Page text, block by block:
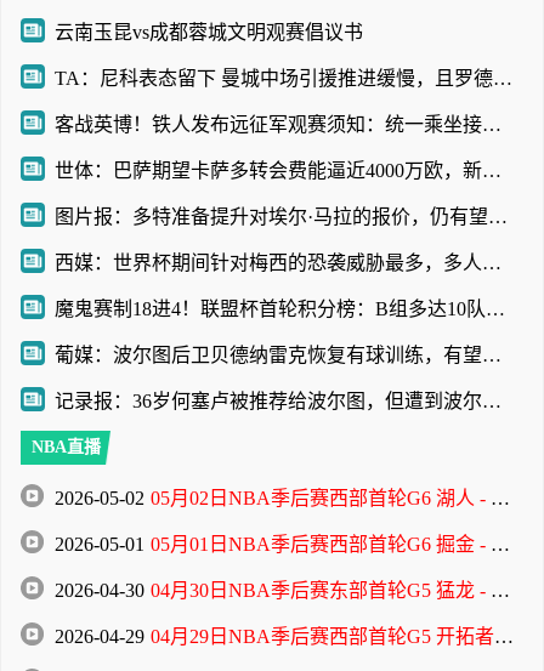
云南玉昆vs成都蓉城文明观赛倡议书
TA：尼科表态留下 曼城中场引援推进缓慢，且罗德里等多人或离队
客战英博！铁人发布远征军观赛须知：统一乘坐接驳车前往体育场
世体：巴萨期望卡萨多转会费能逼近4000万欧，新月不愿满足
图片报：多特准备提升对埃尔·马拉的报价，仍有望和科隆达成协议
西媒：世界杯期间针对梅西的恐袭威胁最多，多人扬言要炸弹袭击
魔鬼赛制18进4！联盟杯首轮积分榜：B组多达10队3分！迈阿密第三
葡媒：波尔图后卫贝德纳雷克恢复有球训练，有望赶上葡超赛季首战
记录报：36岁何塞卢被推荐给波尔图，但遭到波尔图管理层拒绝
NBA直播
2026-05-02 05月02日NBA季后赛西部首轮G6 湖人 - 火箭 全场录像
2026-05-01 05月01日NBA季后赛西部首轮G6 掘金 - 森林狼 全场录像
2026-04-30 04月30日NBA季后赛东部首轮G5 猛龙 - 骑士 全场录像
2026-04-29 04月29日NBA季后赛西部首轮G5 开拓者 - 马刺 全场录像